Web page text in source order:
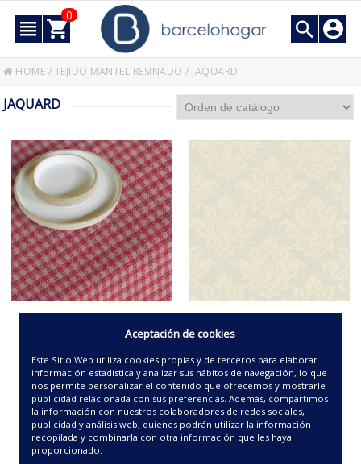
0
HOME / TEJIDO MANTEL RESINADO / JAQUARD
JAQUARD
JACQUARD VICHY
11.25€
JACQUARD YUCA
11.25€
Aceptación de cookies
Este Sitio Web utiliza cookies propias y de terceros para elaborar
información estadística y analizar sus hábitos de navegación, lo que
nos permite personalizar el contenido que ofrecemos y mostrarle
publicidad relacionada con sus preferencias. Además, compartimos
la información con nuestros colaboradores de redes sociales,
publicidad y análisis web, quienes podrán utilizar la información
recopilada y combinarla con otra información que les haya
proporcionado.